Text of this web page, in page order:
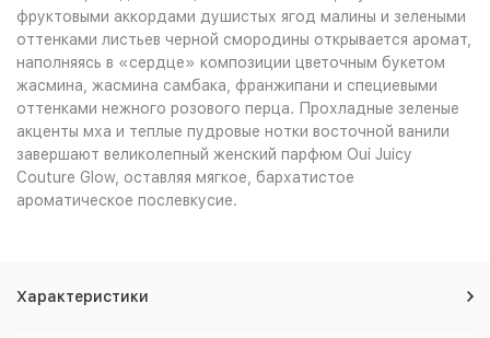
фруктовыми аккордами душистых ягод малины и зелеными
оттенками листьев черной смородины открывается аромат,
наполняясь в «сердце» композиции цветочным букетом
жасмина, жасмина самбака, франжипани и специевыми
оттенками нежного розового перца. Прохладные зеленые
акценты мха и теплые пудровые нотки восточной ванили
завершают великолепный женский парфюм Oui Juicy
Couture Glow, оставляя мягкое, бархатистое
ароматическое послевкусие.
Характеристики